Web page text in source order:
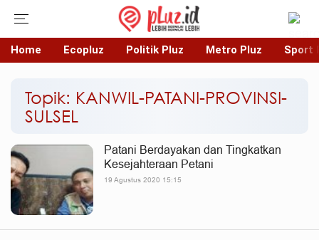
Home Ecopluz Politik Pluz Metro Pluz Sport
Topik: KANWIL-PATANI-PROVINSI-
SULSEL
Patani Berdayakan dan Tingkatkan
Kesejahteraan Petani
19 Agustus 2020 15:15